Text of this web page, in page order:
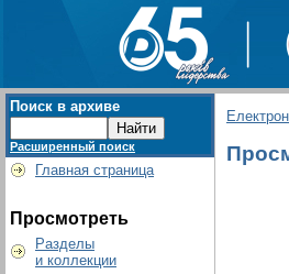
Поиск в архиве
Расширенный поиск
Главная страница
Просмотреть
Разделы
и коллекции